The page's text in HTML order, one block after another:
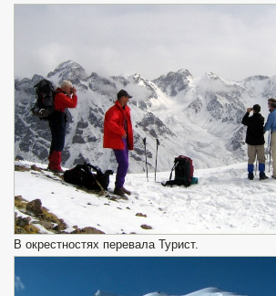
В окрестностях перевала Турист.